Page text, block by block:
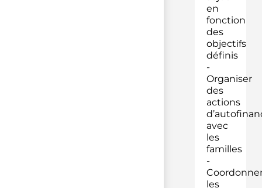
en
fonction
des
objectifs
définis
-
Organiser
des
actions
avec
les
familles
-
les